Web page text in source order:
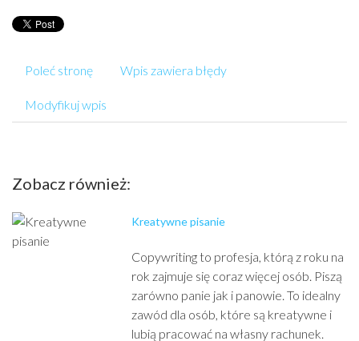
Poleć stronę Wpis zawiera błędy
Modyfikuj wpis
Zobacz również:
Kreatywne pisanie
Copywriting to profesja, którą z roku na
rok zajmuje się coraz więcej osób. Piszą
zarówno panie jak i panowie. To idealny
zawód dla osób, które są kreatywne i
lubią pracować na własny rachunek.